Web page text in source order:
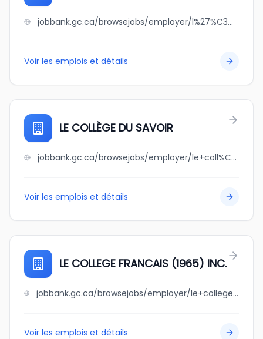
jobbank.gc.ca/browsejobs/employer/l%27%C3%A9cole+l%27eau-vive/ca
Voir les emplois et détails
LE COLLÈGE DU SAVOIR
jobbank.gc.ca/browsejobs/employer/le+coll%C3%A8ge+du+savoir/ca
Voir les emplois et détails
LE COLLEGE FRANCAIS (1965) INC.
jobbank.gc.ca/browsejobs/employer/le+college+francais+%281965%29++++inc./ca
Voir les emplois et détails